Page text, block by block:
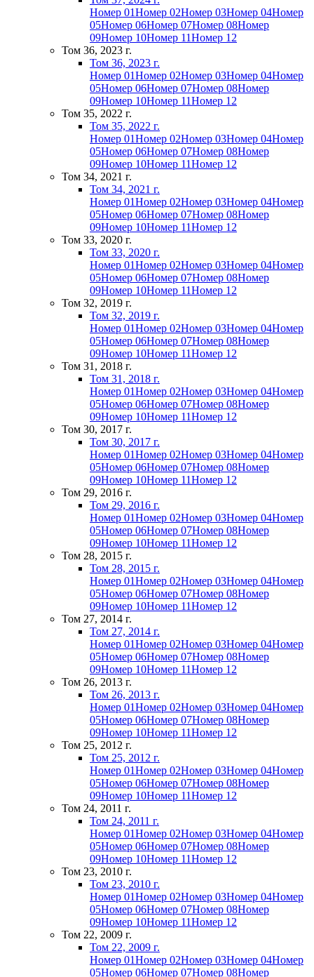
Номер 01Номер 02Номер 03Номер 04Номер
05Номер 06Номер 07Номер 08Номер
09Номер 10Номер 11Номер 12
Том 36, 2023 г.
Том 36, 2023 г.
Номер 01Номер 02Номер 03Номер 04Номер
05Номер 06Номер 07Номер 08Номер
09Номер 10Номер 11Номер 12
Том 35, 2022 г.
Том 35, 2022 г.
Номер 01Номер 02Номер 03Номер 04Номер
05Номер 06Номер 07Номер 08Номер
09Номер 10Номер 11Номер 12
Том 34, 2021 г.
Том 34, 2021 г.
Номер 01Номер 02Номер 03Номер 04Номер
05Номер 06Номер 07Номер 08Номер
09Номер 10Номер 11Номер 12
Том 33, 2020 г.
Том 33, 2020 г.
Номер 01Номер 02Номер 03Номер 04Номер
05Номер 06Номер 07Номер 08Номер
09Номер 10Номер 11Номер 12
Том 32, 2019 г.
Том 32, 2019 г.
Номер 01Номер 02Номер 03Номер 04Номер
05Номер 06Номер 07Номер 08Номер
09Номер 10Номер 11Номер 12
Том 31, 2018 г.
Том 31, 2018 г.
Номер 01Номер 02Номер 03Номер 04Номер
05Номер 06Номер 07Номер 08Номер
09Номер 10Номер 11Номер 12
Том 30, 2017 г.
Том 30, 2017 г.
Номер 01Номер 02Номер 03Номер 04Номер
05Номер 06Номер 07Номер 08Номер
09Номер 10Номер 11Номер 12
Том 29, 2016 г.
Том 29, 2016 г.
Номер 01Номер 02Номер 03Номер 04Номер
05Номер 06Номер 07Номер 08Номер
09Номер 10Номер 11Номер 12
Том 28, 2015 г.
Том 28, 2015 г.
Номер 01Номер 02Номер 03Номер 04Номер
05Номер 06Номер 07Номер 08Номер
09Номер 10Номер 11Номер 12
Том 27, 2014 г.
Том 27, 2014 г.
Номер 01Номер 02Номер 03Номер 04Номер
05Номер 06Номер 07Номер 08Номер
09Номер 10Номер 11Номер 12
Том 26, 2013 г.
Том 26, 2013 г.
Номер 01Номер 02Номер 03Номер 04Номер
05Номер 06Номер 07Номер 08Номер
09Номер 10Номер 11Номер 12
Том 25, 2012 г.
Том 25, 2012 г.
Номер 01Номер 02Номер 03Номер 04Номер
05Номер 06Номер 07Номер 08Номер
09Номер 10Номер 11Номер 12
Том 24, 2011 г.
Том 24, 2011 г.
Номер 01Номер 02Номер 03Номер 04Номер
05Номер 06Номер 07Номер 08Номер
09Номер 10Номер 11Номер 12
Том 23, 2010 г.
Том 23, 2010 г.
Номер 01Номер 02Номер 03Номер 04Номер
05Номер 06Номер 07Номер 08Номер
09Номер 10Номер 11Номер 12
Том 22, 2009 г.
Том 22, 2009 г.
Номер 01Номер 02Номер 03Номер 04Номер
05Номер 06Номер 07Номер 08Номер